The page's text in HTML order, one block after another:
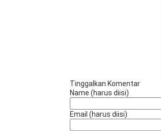
Tinggalkan Komentar
Name (harus diisi)
Email (harus diisi)